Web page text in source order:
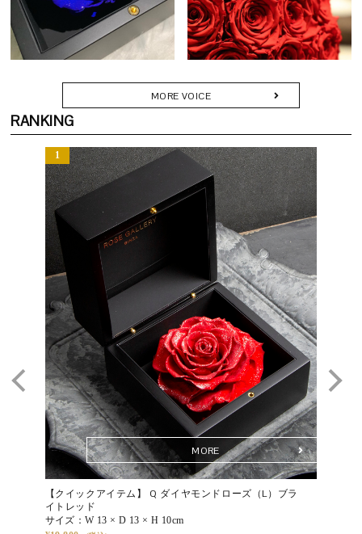
色の色彩が溶け合う特別な一輪。
中心から広がる神秘的なグラデーションは、見る角度によって表情
を変え、手にした人を一瞬で幻想的な世界へと誘います。
トとしてふさわしい、芸術性あふれる逸品です。
木の温もりに包まれた、至高のコントラスト
セブンラックの美しさを引き立てるのは、気品漂う木製ボックス。
自然素材ならではの柔らかな質感と、鮮やかなバラとのコントラス
トが、高級プリザーブドフラワーギフトとしての完成度をより一層
高めます。
コンパクトながらも重厚感のある佇まいは、誕生日や記念日、大切
な方へのプレゼントにも最適です。
[Lサイズ]W 13 × D 13 × H 10cm
に残るひとときを彩ります。カードやリボン、ショッパーに至るま
で細部にこだわり、受け取られた方に深い感動をお届けします。
A. 「節目」や「記憶に刻みたい瞬間」にふさわしい贈り物です。
・プロポーズや結婚記念日の贈り物に
・還暦・古希などのご長寿祝いに
・退職や栄転など人生の門出に
・美容室・クリニック・カフェなどの開店・周年記念に
・新築・移転祝いとして空間を彩るギフトに
「枯れない花で想いを残す」──その願いに応える特別な一品で
Q. どのくらいの期間楽しめますか？
A. 散ることなく、その姿を長く保ちます。鮮やかな色彩は時を重ね
るごとにやわらかく深みを帯び、やがて穏やかなセピアへと移ろい
ます。その変化さえも美として愉しめるのが、タイムレスローズの
魅力です。
Q. 飾る場所に注意はありますか？
A. 直射日光や高温多湿、乾燥の激しい場所、屋外や火気付近はお避
けください。落ち着いた環境に飾るほど、花の表情がより凛として
映えます。
MORE VOICE
RANKING
MORE
【クイックアイテム】 Q ダイヤモンドローズ（L）ブラ
イトレッド
サイズ：W 13 × D 13 × H 10cm